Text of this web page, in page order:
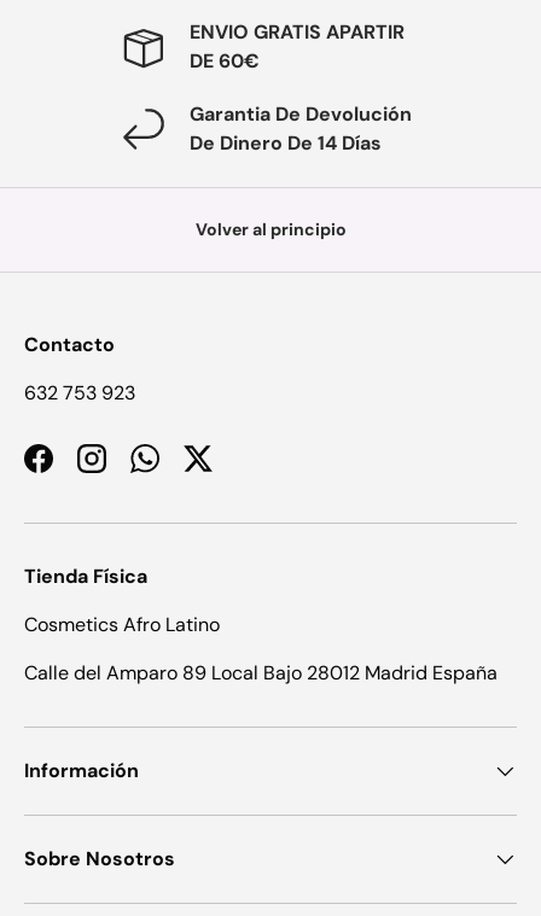
ENVIO GRATIS APARTIR
DE 60€
Garantia De Devolución
De Dinero De 14 Días
Volver al principio
Contacto
632 753 923
FacebookInstagramWhatsApp
Twitter
Tienda Física
Cosmetics Afro Latino
Calle del Amparo 89 Local Bajo 28012 Madrid España
Información
Sobre Nosotros